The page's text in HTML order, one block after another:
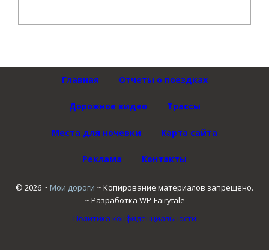
Главная Отчеты о поездках
Дорожное видео Трассы
Места для ночевки Карта сайта
Реклама Контакты
© 2026 ~ Мои дороги ~ Копирование материалов запрещено.
~ Разработка WP-Fairytale
Политика конфиденциальности